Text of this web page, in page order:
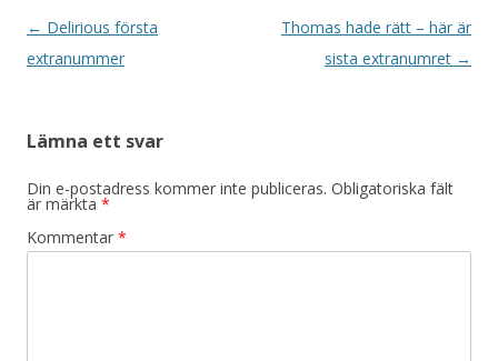
Inläggsnavigering
← Delirious första
extranummer
Thomas hade rätt – här är
sista extranumret →
Lämna ett svar
Din e-postadress kommer inte publiceras. Obligatoriska fält
är märkta *
Kommentar *